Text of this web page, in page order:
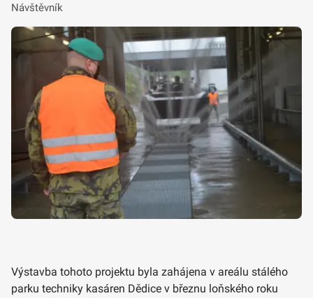
Návštěvník
Výstavba tohoto projektu byla zahájena v areálu stálého
parku techniky kasáren Dědice v březnu loňského roku